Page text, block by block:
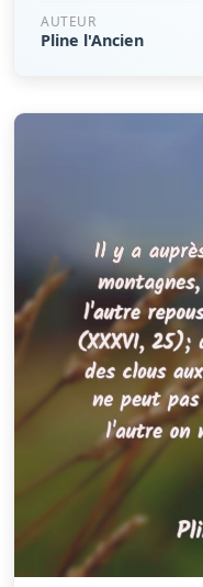
AUTEUR
Pline l'Ancien